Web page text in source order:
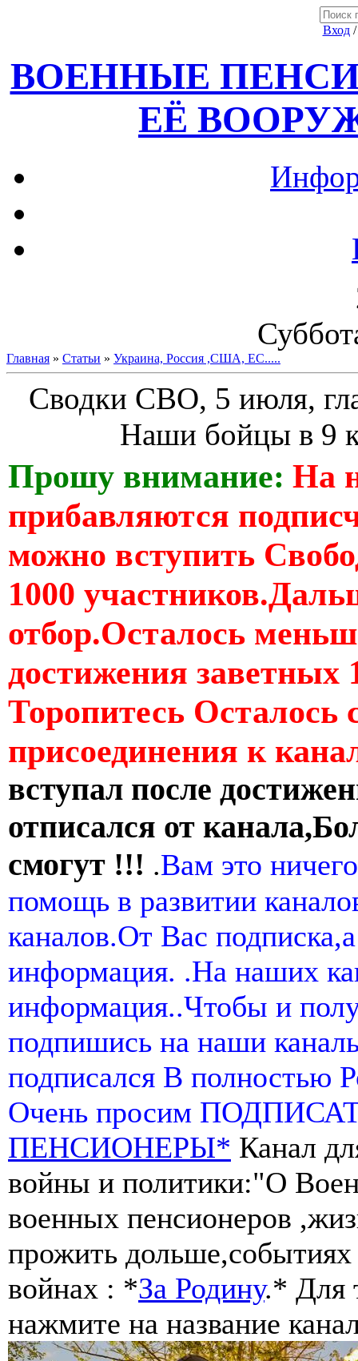
Вход
ВОЕННЫЕ
ЕЁ
Главная » Статьи » Украина, Россия ,США, ЕС.....
Сводки СВО, 5 июля,
Наши бойцы в 9
Прошу внимание: На
прибавляются
можно вступить
1000
отбор.Осталось
достижения заветных
Торопитесь Осталось
присоединения к
вступал после
отписался от
смогут !!! .Вам это
помощь в развитии
каналов.От Вас
информация. .На наших
информация..Чтобы и
подпишись на наши
подписался В полностью
Очень просим
ПЕНСИОНЕРЫ* Канал
войны и политики:"О
военных пенсионеров
прожить
войнах : *За Родину.* Для
нажмите на название